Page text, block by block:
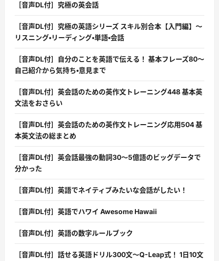
［音声DL付］究極の英会話
［音声DL付］究極の英語シリーズ スキル別合本【入門編】〜
リスニング・リーディング・単語・会話
［音声DL付］自分のことを英語で伝える！ 基本フレーズ80〜
自己紹介から気持ち・意見まで
［音声DL付］英会話のための英作文トレーニング448 基本英
文法をおさらい
［音声DL付］英会話のための英作文トレーニング応用504 基
本英文法の総まとめ
［音声DL付］英会話最強の動詞30〜5億語のビッグデータで
分かった
［音声DL付］英語でネイティブみたいな会話がしたい！
［音声DL付］英語でハワイ Awesome Hawaii
［音声DL付］英語の数字ルールブック
［音声DL付］話せる英語ドリル300文〜Q-Leap式！ 1日10文